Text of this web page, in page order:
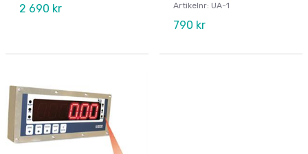
2 690 kr Artikelnr: UA-1
790 kr